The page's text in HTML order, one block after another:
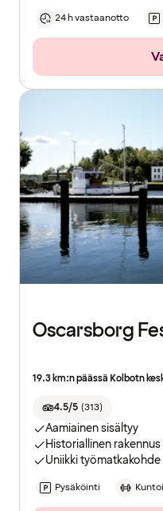
24 h vastaanotto
Oscarsborg
19.3 km:n päässä Kolbotn
4.5/5 (313)
Aamiainen sisältyy
Historiallinen rakennus
Uniikki työmatkakohde
Pysäköinti